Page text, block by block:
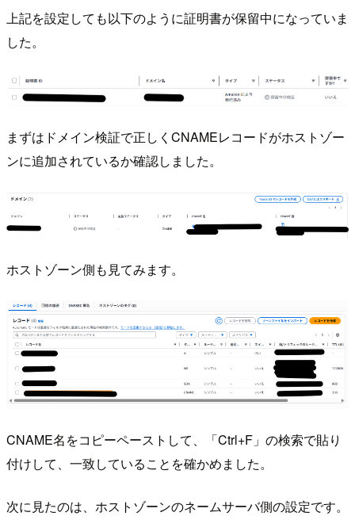
上記を設定しても以下のように証明書が保留中になっていま
した。
まずはドメイン検証で正しくCNAMEレコードがホストゾー
ンに追加されているか確認しました。
ホストゾーン側も見てみます。
CNAME名をコピーペーストして、「Ctrl+F」の検索で貼り
付けして、一致していることを確かめました。
次に見たのは、ホストゾーンのネームサーバ側の設定です。